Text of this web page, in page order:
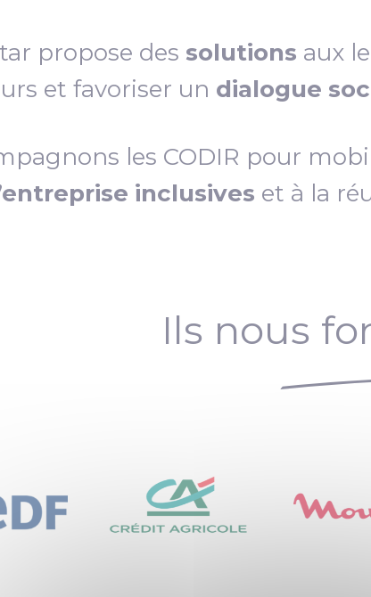
propose des solutions aux
et favoriser un dialogue
les CODIR pour
inclusives et à la
Ils nous